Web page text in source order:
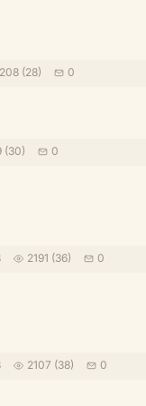
(28) 0
(30) 0
2191 (36) 0
2107 (38) 0